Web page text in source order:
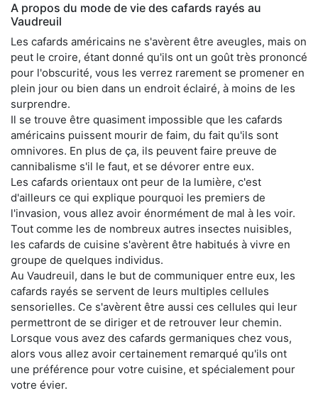
A propos du mode de vie des cafards rayés au
Vaudreuil
Les cafards américains ne s'avèrent être aveugles, mais on
peut le croire, étant donné qu'ils ont un goût très prononcé
pour l'obscurité, vous les verrez rarement se promener en
plein jour ou bien dans un endroit éclairé, à moins de les
surprendre.
Il se trouve être quasiment impossible que les cafards
américains puissent mourir de faim, du fait qu'ils sont
omnivores. En plus de ça, ils peuvent faire preuve de
cannibalisme s'il le faut, et se dévorer entre eux.
Les cafards orientaux ont peur de la lumière, c'est
d'ailleurs ce qui explique pourquoi les premiers de
l'invasion, vous allez avoir énormément de mal à les voir.
Tout comme les de nombreux autres insectes nuisibles,
les cafards de cuisine s'avèrent être habitués à vivre en
groupe de quelques individus.
Au Vaudreuil, dans le but de communiquer entre eux, les
cafards rayés se servent de leurs multiples cellules
sensorielles. Ce s'avèrent être aussi ces cellules qui leur
permettront de se diriger et de retrouver leur chemin.
Lorsque vous avez des cafards germaniques chez vous,
alors vous allez avoir certainement remarqué qu'ils ont
une préférence pour votre cuisine, et spécialement pour
votre évier.